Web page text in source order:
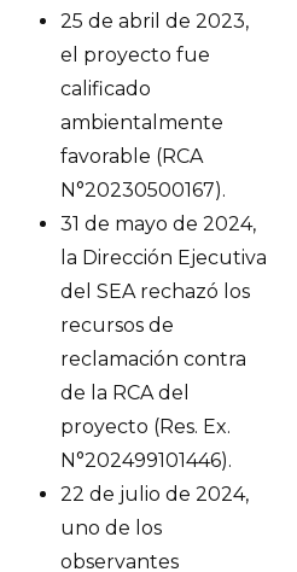
25 de abril de 2023,
el proyecto fue
calificado
ambientalmente
favorable (RCA
N°20230500167).
31 de mayo de 2024,
la Dirección Ejecutiva
del SEA rechazó los
recursos de
reclamación contra
de la RCA del
proyecto (Res. Ex.
N°202499101446).
22 de julio de 2024,
uno de los
observantes